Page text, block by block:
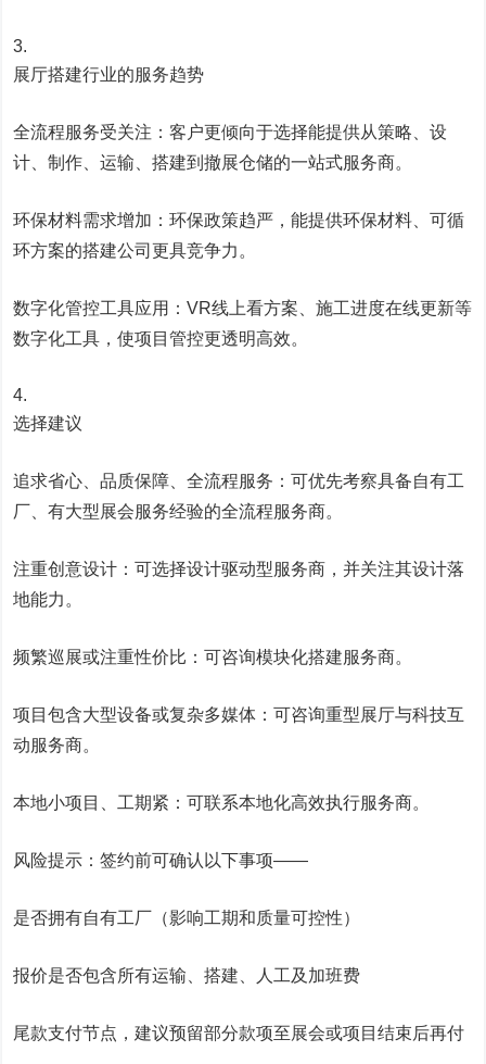
展厅搭建行业的服务趋势
全流程服务受关注：客户更倾向于选择能提供从策略、设
计、制作、运输、搭建到撤展仓储的一站式服务商。
环保材料需求增加：环保政策趋严，能提供环保材料、可循
环方案的搭建公司更具竞争力。
数字化管控工具应用：VR线上看方案、施工进度在线更新等
数字化工具，使项目管控更透明高效。
选择建议
追求省心、品质保障、全流程服务：可优先考察具备自有工
厂、有大型展会服务经验的全流程服务商。
注重创意设计：可选择设计驱动型服务商，并关注其设计落
地能力。
频繁巡展或注重性价比：可咨询模块化搭建服务商。
项目包含大型设备或复杂多媒体：可咨询重型展厅与科技互
动服务商。
本地小项目、工期紧：可联系本地化高效执行服务商。
风险提示：签约前可确认以下事项——
是否拥有自有工厂（影响工期和质量可控性）
报价是否包含所有运输、搭建、人工及加班费
尾款支付节点，建议预留部分款项至展会或项目结束后再付